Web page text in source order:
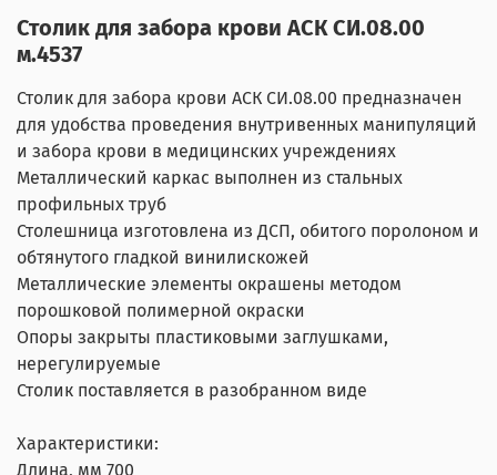
Столик для забора крови АСК СИ.08.00
м.4537
Столик для забора крови АСК СИ.08.00 предназначен
для удобства проведения внутривенных манипуляций
и забора крови в медицинских учреждениях
Металлический каркас выполнен из стальных
профильных труб
Столешница изготовлена из ДСП, обитого поролоном и
обтянутого гладкой винилискожей
Металлические элементы окрашены методом
порошковой полимерной окраски
Опоры закрыты пластиковыми заглушками,
нерегулируемые
Столик поставляется в разобранном виде
Характеристики:
Длина, мм 700